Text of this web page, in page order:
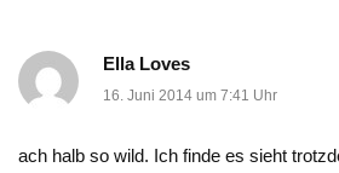
Ella Loves
16. Juni 2014 um 7:41 Uhr
ach halb so wild. Ich finde es sieht